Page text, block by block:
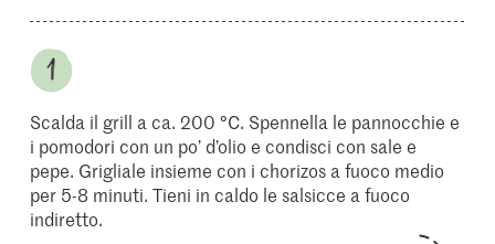
Scalda il grill a ca. 200 °C. Spennella le pannocchie e
i pomodori con un po’ d’olio e condisci con sale e
pepe. Grigliale insieme con i chorizos a fuoco medio
per 5-8 minuti. Tieni in caldo le salsicce a fuoco
indiretto.